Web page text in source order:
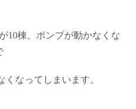
10棟、ポンプが動かなくな
くなってしまいます。